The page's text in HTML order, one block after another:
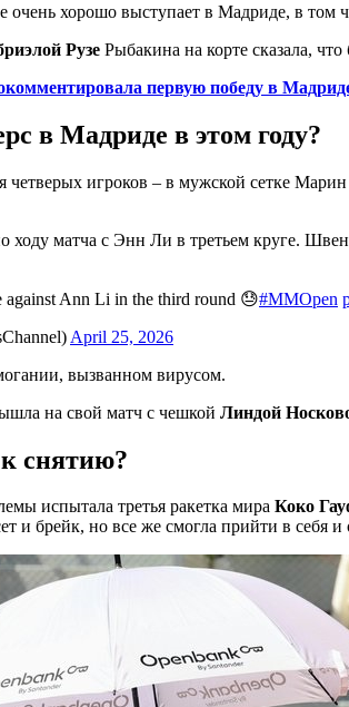
очень хорошо выступает в Мадриде, в том
Рузе Рыбакина на корте сказала,
первую победу в
в Мадриде в этом году?
четверых игроков – в мужской сетке
ходу матча с Энн Ли в третьем круге.
against Ann Li in the third round 😓#MMOpen
April 25, 2026
вызванном вирусом.
на свой матч с чешкой Линдой
снятию?
испытала третья ракетка мира Коко
и брейк, но все же смогла прийти в себя и